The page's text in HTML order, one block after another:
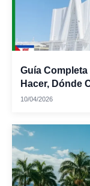
Guía
Hacer, Dónde
10/04/2026